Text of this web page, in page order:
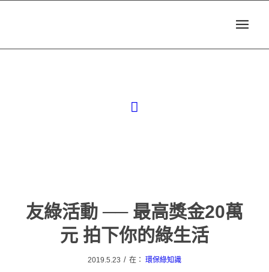
友綠活動 ── 最高獎金20萬
元 拍下你的綠生活
2019.5.23 / 在： 環保綠知識